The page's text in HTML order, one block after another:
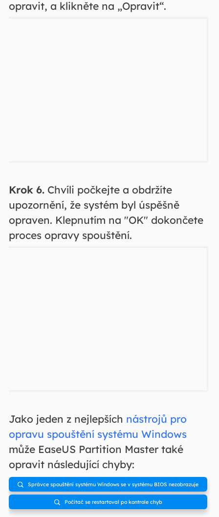
opravit, a klikněte na „Opravit“.
Krok 6. Chvíli počkejte a obdržíte
upozornění, že systém byl úspěšně
opraven. Klepnutím na "OK" dokončete
proces opravy spouštění.
Jako jeden z nejlepších nástrojů pro
opravu spouštění systému Windows
může EaseUS Partition Master také
opravit následující chyby:
 Správce spouštění systému Windows se v systému BIOS nezobrazuje
 Počítač se restartoval po kontrole chyb